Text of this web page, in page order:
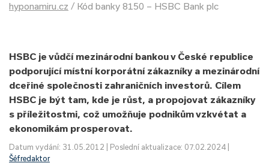
hyponamiru.cz / Kód banky 8150 – HSBC Bank plc
HSBC je vůdčí mezinárodní bankou v České republice
podporující místní korporátní zákazníky a mezinárodní
dceřiné společnosti zahraničních investorů. Cílem
HSBC je být tam, kde je růst, a propojovat zákazníky
s příležitostmi, což umožňuje podnikům vzkvétat a
ekonomikám prosperovat.
Datum vydání: 31.05.2012 | Poslední aktualizace: 07.02.2024 |
Šéfredaktor